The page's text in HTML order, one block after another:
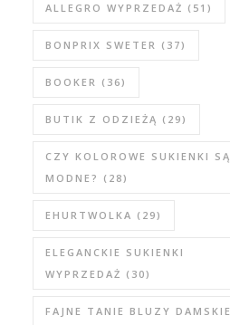
ALLEGRO WYPRZEDAŻ (51)
BONPRIX SWETER (37)
BOOKER (36)
BUTIK Z ODZIEŻĄ (29)
CZY KOLOROWE SUKIENKI SĄ
MODNE? (28)
EHURTWOLKA (29)
ELEGANCKIE SUKIENKI
WYPRZEDAŻ (30)
FAJNE TANIE BLUZY DAMSKIE